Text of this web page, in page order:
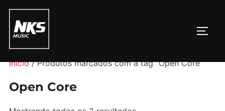
Pular
para
conteúdo
Início/ Produtos marcados com a tag “Open Core”
Open Core